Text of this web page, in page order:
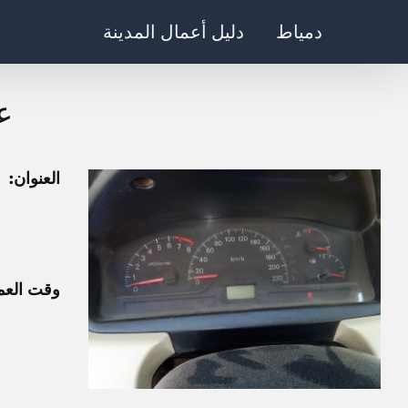
content
دمياط دليل أعمال المدينة
العنوان:
وقت